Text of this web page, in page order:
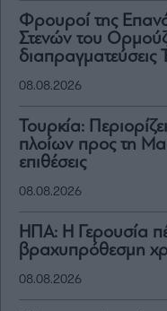
Φρουροί της
Στενών του Ορμούζ
08.08.2026
Τουρκία:
πλοίων προς τη
επιθέσεις
08.08.2026
ΗΠΑ: Η Γερουσία
βραχυπρόθεσμη
08.08.2026